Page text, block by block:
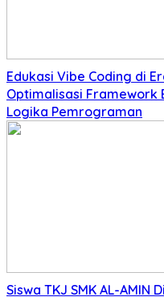
Edukasi Vibe Coding di
Optimalisasi Framework
Logika Pemrograman
Siswa TKJ SMK AL-